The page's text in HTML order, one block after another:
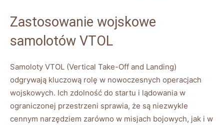
Zastosowanie wojskowe
samolotów VTOL
Samoloty ‍VTOL (Vertical Take-Off and Landing)
odgrywają kluczową rolę w nowoczesnych operacjach⁤
wojskowych. Ich zdolność ‌do startu i lądowania⁣ w
ograniczonej przestrzeni sprawia, że są niezwykle⁢
cennym narzędziem zarówno w misjach‍ bojowych, jak i ‌w